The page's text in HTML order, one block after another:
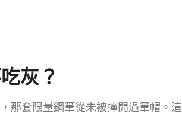
灰？
那套限量鋼筆從未被擰開過筆帽。這